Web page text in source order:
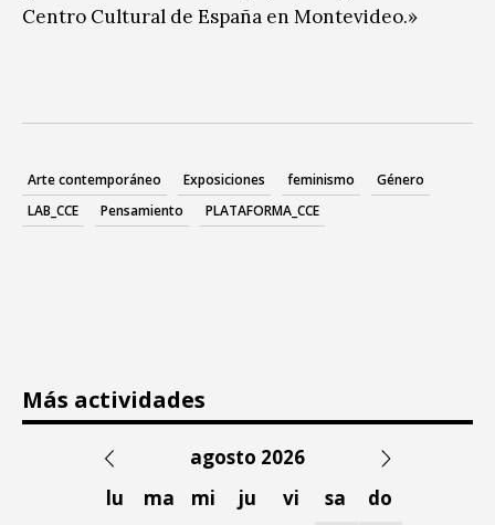
Centro Cultural de España en Montevideo.»
Arte contemporáneo Exposiciones feminismo
Género
LAB_CCE
Pensamiento PLATAFORMA_CCE
Más actividades
agosto 2026
lu
ma mi ju vi sa do